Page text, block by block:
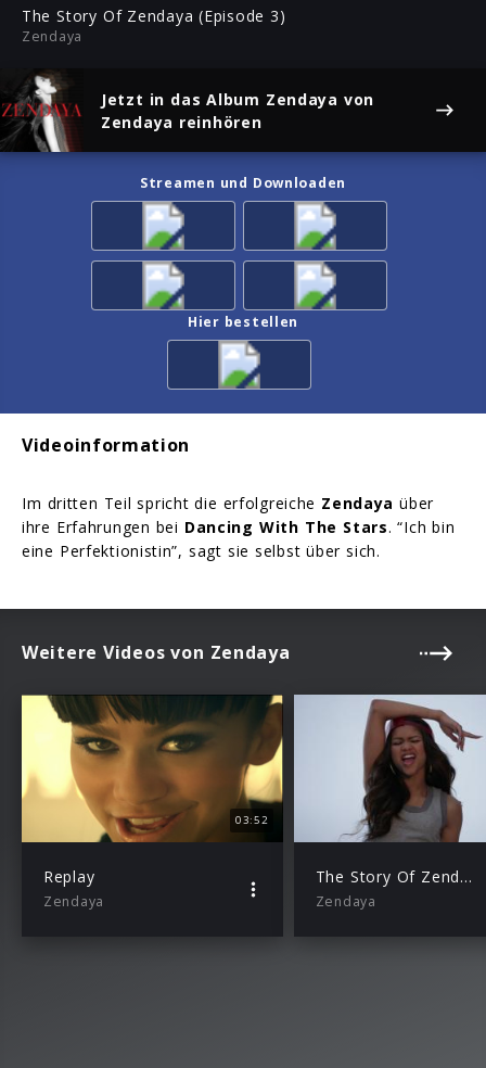
The Story Of Zendaya (Episode 3)
Zendaya
Jetzt in das Album Zendaya von
Zendaya reinhören
Streamen und Downloaden
Hier bestellen
Videoinformation
Im dritten Teil spricht die erfolgreiche Zendaya über
ihre Erfahrungen bei Dancing With The Stars. “Ich bin
eine Perfektionistin”, sagt sie selbst über sich.
Weitere Videos von Zendaya
03:52
Replay
Zendaya
The Story Of Zendaya (Episode 1)
Zendaya